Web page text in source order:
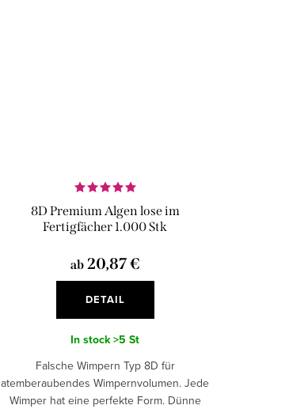
8D Premium Algen lose im
Fertigfächer 1.000 Stk
ab20,87 €
DETAIL
In stock>5 St
Falsche Wimpern Typ 8D für
atemberaubendes Wimpernvolumen. Jede
Wimper hat eine perfekte Form. Dünne